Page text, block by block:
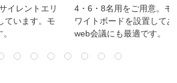
イレントエリ
ています。モ
4・6・8名用をご用意。モ
ワイトボードを設置して
web会議にも最適です。